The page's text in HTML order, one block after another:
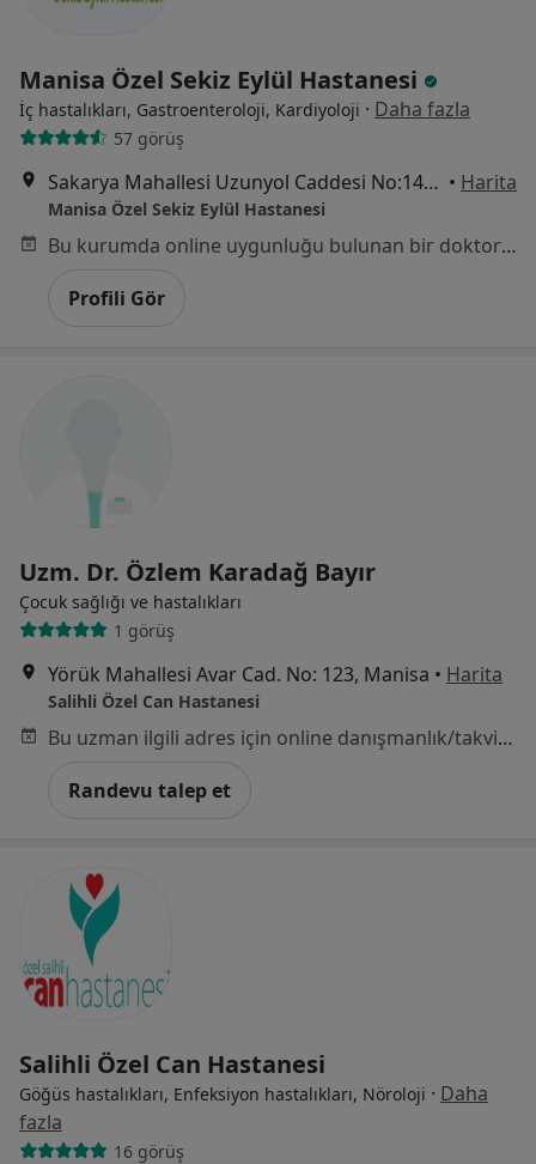
Manisa Özel Sekiz Eylül Hastanesi
İç hastalıkları, Gastroenteroloji, Kardiyoloji · Daha fazla
57 görüş
Sakarya Mahallesi Uzunyol Caddesi No:140, Manisa • Harita
Manisa Özel Sekiz Eylül Hastanesi
Bu kurumda online uygunluğu bulunan bir doktor veya uzman bulunamadı
Profili Gör
Uzm. Dr. Özlem Karadağ Bayır
Çocuk sağlığı ve hastalıkları
1 görüş
Yörük Mahallesi Avar Cad. No: 123, Manisa • Harita
Salihli Özel Can Hastanesi
Bu uzman ilgili adres için online danışmanlık/takvim sunmuyor.
Randevu talep et
Salihli Özel Can Hastanesi
Göğüs hastalıkları, Enfeksiyon hastalıkları, Nöroloji · Daha
fazla
16 görüş